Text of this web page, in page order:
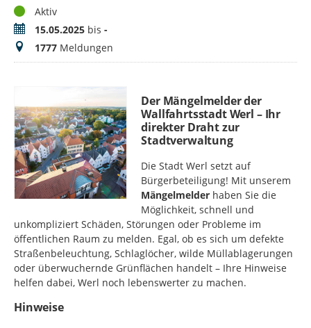
StatusAktiv
Zeitraum15.05.2025 bis -
Meldungen
1777 Meldungen
Der Mängelmelder der
Wallfahrtsstadt Werl – Ihr
direkter Draht zur
Stadtverwaltung
Die Stadt Werl setzt auf
Bürgerbeteiligung! Mit unserem
Mängelmelder haben Sie die
Möglichkeit, schnell und
unkompliziert Schäden, Störungen oder Probleme im
öffentlichen Raum zu melden. Egal, ob es sich um defekte
Straßenbeleuchtung, Schlaglöcher, wilde Müllablagerungen
oder überwuchernde Grünflächen handelt – Ihre Hinweise
helfen dabei, Werl noch lebenswerter zu machen.
Hinweise